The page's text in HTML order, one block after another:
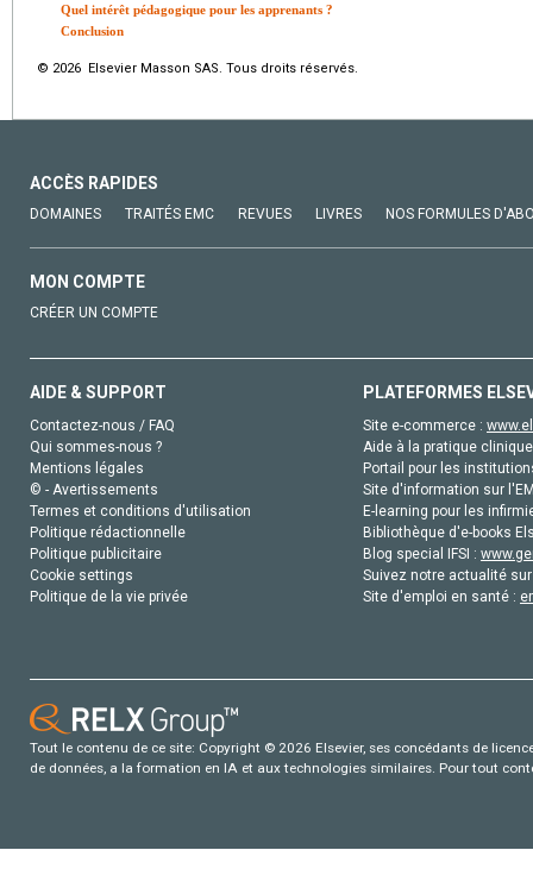
Quel intérêt pédagogique pour les apprenants ?
Conclusion
© 2026 Elsevier Masson SAS. Tous droits réservés.
ACCÈS RAPIDES
DOMAINES TRAITÉS EMC REVUES LIVRES NOS FORMULES
MON COMPTE
CRÉER UN COMPTE
AIDE & SUPPORT
Contactez-nous / FAQ
Qui sommes-nous ?
Mentions légales
© - Avertissements
Termes et conditions d'utilisation
Politique rédactionnelle
Politique publicitaire
Cookie settings
Politique de la vie privée
PLATEFORMES
Site e-commerce :
Aide à la pratique
Portail pour les
Site d'information sur
E-learning pour les
Bibliothèque d'e-books
Blog special IFSI :
Suivez notre actualité
Site d'emploi en santé :
Tout le contenu de ce site: Copyright © 2026 Elsevier, ses concédants de
de données, a la formation en IA et aux technologies similaires. Pour tout